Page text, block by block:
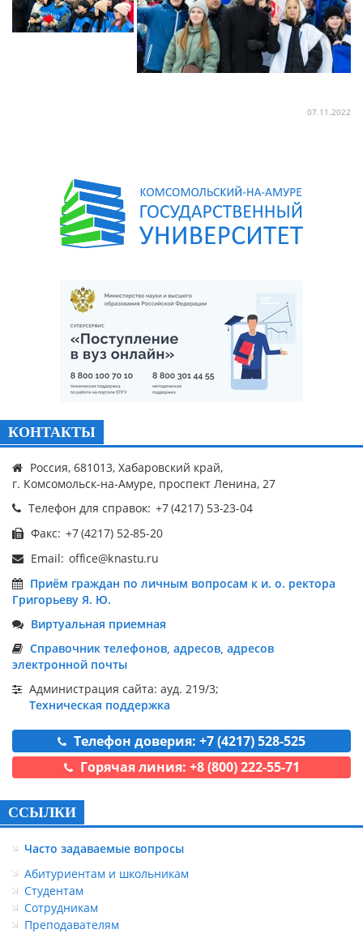
07.11.2022
КОНТАКТЫ
Россия, 681013, Хабаровский край,
г. Комсомольск-на-Амуре, проспект Ленина, 27
Телефон для справок:
Факс:
Email:
Приём граждан по личным вопросам к и. о. ректора
Григорьеву Я. Ю.
Виртуальная приемная
Справочник телефонов, адресов, адресов
электронной почты
Администрация сайта: ауд. 219/3;
Техническая поддержка
Телефон доверия: +7 (4217) 528-525
Горячая линия: +8 (800) 222-55-71
ССЫЛКИ
Часто задаваемые вопросы
Абитуриентам и школьникам
Студентам
Сотрудникам
Преподавателям